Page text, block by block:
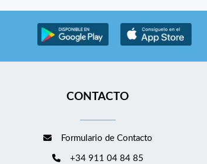
CONTACTO
Formulario de Contacto
+34 911 04 84 85